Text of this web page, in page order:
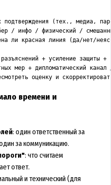
подтверждения (тех., медиа,
/ инфо / физический /
ли красная линия (да/нет/
+ усиление защиты +
мер + дипломатический канал
времени и
: один ответственный за
за коммуникацию.
: что считаем
ответ.
и технический (для